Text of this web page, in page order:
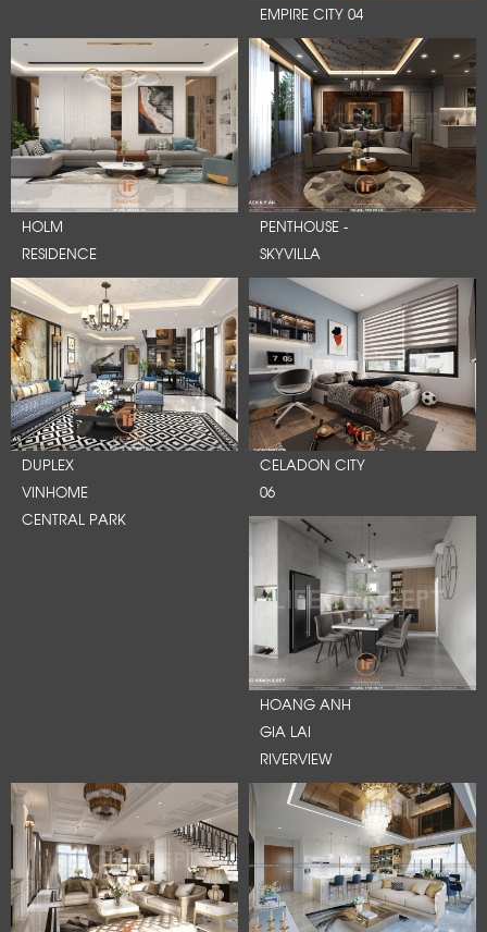
EMPIRE CITY 04
HOLM
RESIDENCE
PENTHOUSE -
SKYVILLA
DUPLEX
VINHOME
CENTRAL PARK
CELADON CITY
06
HOANG ANH
GIA LAI
RIVERVIEW